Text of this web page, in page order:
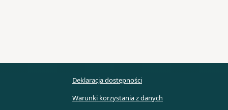
Deklaracja dostępności
Warunki korzystania z danych